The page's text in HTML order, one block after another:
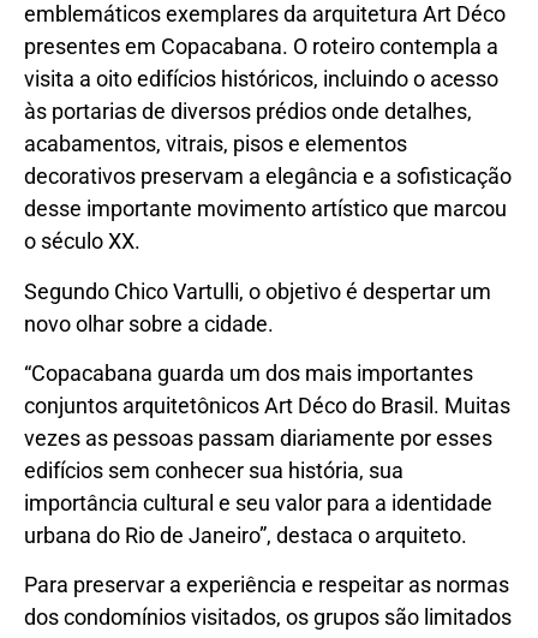
emblemáticos exemplares da arquitetura Art Déco
presentes em Copacabana. O roteiro contempla a
visita a oito edifícios históricos, incluindo o acesso
às portarias de diversos prédios onde detalhes,
acabamentos, vitrais, pisos e elementos
decorativos preservam a elegância e a sofisticação
desse importante movimento artístico que marcou
o século XX.
Segundo Chico Vartulli, o objetivo é despertar um
novo olhar sobre a cidade.
“Copacabana guarda um dos mais importantes
conjuntos arquitetônicos Art Déco do Brasil. Muitas
vezes as pessoas passam diariamente por esses
edifícios sem conhecer sua história, sua
importância cultural e seu valor para a identidade
urbana do Rio de Janeiro”, destaca o arquiteto.
Para preservar a experiência e respeitar as normas
dos condomínios visitados, os grupos são limitados